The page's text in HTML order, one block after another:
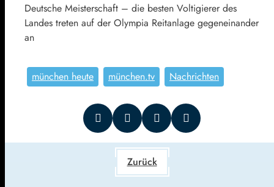
Deutsche Meisterschaft – die besten Voltigierer des
Landes treten auf der Olympia Reitanlage gegeneinander
an
münchen heute münchen.tv Nachrichten
Zurück